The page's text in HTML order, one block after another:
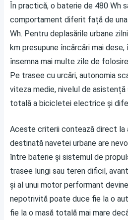
În practică, o baterie de 480 Wh
comportament diferit față de una
Wh. Pentru deplasările urbane
km presupune încărcări mai
însemna mai multe zile de
Pe trasee cu urcări, autonomia
viteza medie, nivelul de
totală a bicicletei electrice și
Aceste criterii contează direct la
destinată navetei urbane are
între baterie și sistemul de
trasee lungi sau teren dificil,
și al unui motor performant
nepotrivită poate duce fie la o
fie la o masă totală mai mare